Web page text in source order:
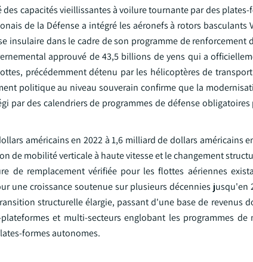
capacités vieillissantes à voilure tournante par des plates-
de la Défense a intégré les aéronefs à rotors basculants
dans le cadre de son programme de renforcement
approuvé de 43,5 billions de yens qui a
précédemment détenu par les hélicoptères de
politique au niveau souverain confirme que la
par des calendriers de programmes de défense
américains en 2022 à 1,6 milliard de dollars américains
mobilité verticale à haute vitesse et le changement
de remplacement vérifiée pour les flottes aériennes
une croissance soutenue sur plusieurs décennies jusqu'en
structurelle élargie, passant d'une base de revenus
et multi-secteurs englobant les programmes de
formes autonomes.